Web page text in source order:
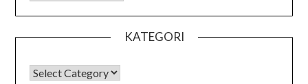
KATEGORI
KATEGORI